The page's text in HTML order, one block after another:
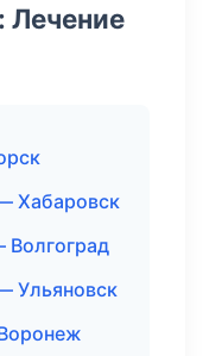
Лечение
Хабаровск
Волгоград
Ульяновск